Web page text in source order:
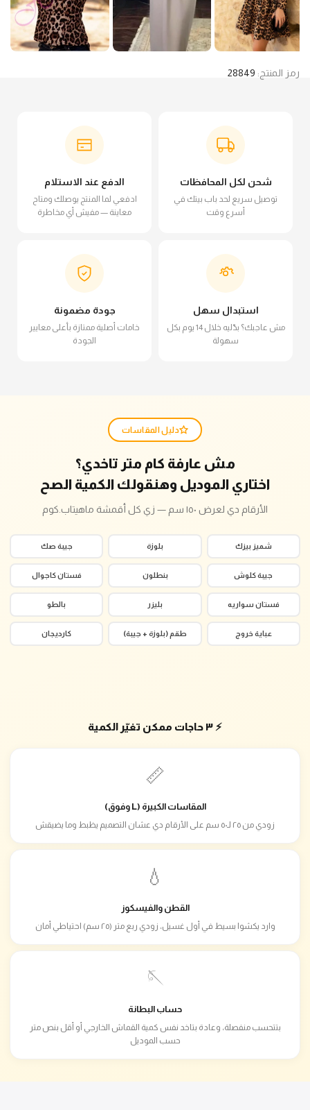
رمز المنتج: 28849
شحن لكل المحافظات
توصيل سريع لحد باب بيتك في
أسرع وقت
الدفع عند الاستلام
ادفعي لما المنتج يوصلك ومتاح
معاينة — مفيش أي مخاطرة
استبدال سهل
مش عاجبك؟ بدّليه خلال 14 يوم بكل
سهولة
جودة مضمونة
خامات أصلية ممتازة بأعلى معايير
الجودة
دليل المقاسات
مش عارفة كام متر تاخدي؟
اختاري الموديل وهنقولك الكمية الصح
الأرقام دي لعرض ١٥٠ سم — زي كل أقمشة ماهيتاب.كوم
شميز بيزك بلوزة جيبة صك
جيبة كلوش بنطلون فستان كاجوال
فستان سواريه بليزر بالطو
عباية خروج طقم (بلوزة + جيبة) كارديجان
⚡ ٣ حاجات ممكن تغيّر الكمية
📏
المقاسات الكبيرة (L وفوق)
زودي من ٢٥ لـ٥٠ سم على الأرقام دي عشان التصميم يظبط وما يضيقش
💧
القطن والفيسكوز
وارد يكشوا بسيط في أول غسيل، زودي ربع متر (٢٥ سم) احتياطي أمان
🪡
حساب البطانة
بتتحسب منفصلة، وعادة بتاخد نفس كمية القماش الخارجي أو أقل بنص متر
حسب الموديل